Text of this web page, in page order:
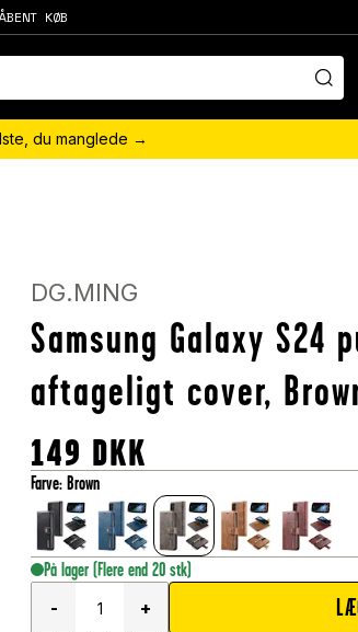
KØB
du manglede →
DG.MING
Samsung Galaxy S24
aftageligt cover,
149 DKK
Farve: Brown
På lager (Flere end 20 stk)
-
+